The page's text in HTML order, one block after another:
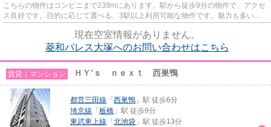
こちらの物件はコンビニまで239mにあります。駅から徒歩9分の物件で、アクセ
ス良好です。目的に応じて選べる、3駅以上利用可能な物件です。魅力も多い賃
現在空室情報がありません。
菱和パレス大塚へのお問い合わせはこちら
賃貸｜マンション ＨＹ’ｓ ｎｅｘｔ 西巣鴨
都営三田線 「 西巣鴨 」駅 徒歩6分
埼京線 「 板橋 」駅 徒歩9分
東武東上線 「 北池袋 」駅 徒歩13分